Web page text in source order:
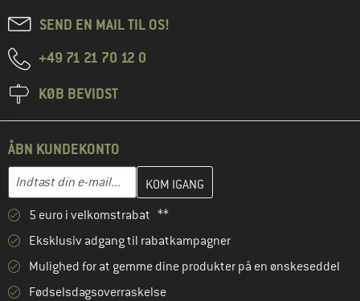
SEND EN MAIL TIL OS!
+49 71 21 70 12 0
KØB BEVIDST
ÅBN KUNDEKONTO
E-mail-adresse
Indtast din e-mailadresse her, og opret i næste trin din
5 euro i velkomstrabat **
Eksklusiv adgang til rabatkampagner
Mulighed for at gemme dine produkter på en ønskeseddel
Fødselsdagsoverraskelse